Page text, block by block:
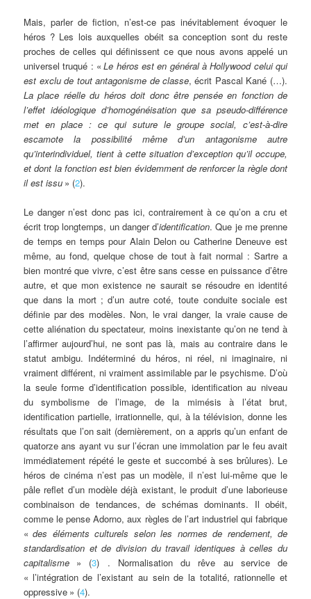
Mais, parler de fiction, n’est-ce pas inévitablement évoquer le
héros ? Les lois auxquelles obéit sa conception sont du reste
proches de celles qui définissent ce que nous avons appelé un
universel truqué : « Le héros est en général à Hollywood celui qui
est exclu de tout antagonisme de classe, écrit Pascal Kané (…).
La place réelle du héros doit donc être pensée en fonction de
l’effet idéologique d’homogénéisation que sa pseudo-différence
met en place : ce qui suture le groupe social, c’est-à-dire
escamote la possibilité même d’un antagonisme autre
qu’interindividuel, tient à cette situation d’exception qu’il occupe,
et dont la fonction est bien évidemment de renforcer la règle dont
il est issu » (2).
Le danger n’est donc pas ici, contrairement à ce qu’on a cru et
écrit trop longtemps, un danger d’identification. Que je me prenne
de temps en temps pour Alain Delon ou Catherine Deneuve est
même, au fond, quelque chose de tout à fait normal : Sartre a
bien montré que vivre, c’est être sans cesse en puissance d’être
autre, et que mon existence ne saurait se résoudre en identité
que dans la mort ; d’un autre coté, toute conduite sociale est
définie par des modèles. Non, le vrai danger, la vraie cause de
cette aliénation du spectateur, moins inexistante qu’on ne tend à
l’affirmer aujourd’hui, ne sont pas là, mais au contraire dans le
statut ambigu. Indéterminé du héros, ni réel, ni imaginaire, ni
vraiment différent, ni vraiment assimilable par le psychisme. D’où
la seule forme d’identification possible, identification au niveau
du symbolisme de l’image, de la mimésis à l’état brut,
identification partielle, irrationnelle, qui, à la télévision, donne les
résultats que l’on sait (dernièrement, on a appris qu’un enfant de
quatorze ans ayant vu sur l’écran une immolation par le feu avait
immédiatement répété le geste et succombé à ses brûlures). Le
héros de cinéma n’est pas un modèle, il n’est lui-même que le
pâle reflet d’un modèle déjà existant, le produit d’une laborieuse
combinaison de tendances, de schémas dominants. Il obéit,
comme le pense Adorno, aux règles de l’art industriel qui fabrique
« des éléments culturels selon les normes de rendement, de
standardisation et de division du travail identiques à celles du
capitalisme » (3) . Normalisation du rêve au service de
« l’intégration de l’existant au sein de la totalité, rationnelle et
oppressive » (4).